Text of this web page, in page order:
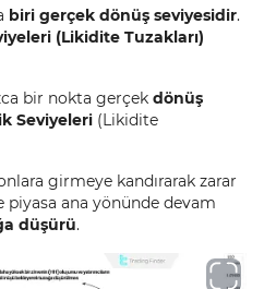
biri gerçek dönüş seviyesidir.
(Likidite Tuzakları)
bir nokta gerçek dönüş
Seviyeleri (Likidite
girmeye kandırarak zarar
ana yönünde devam
düşürü.